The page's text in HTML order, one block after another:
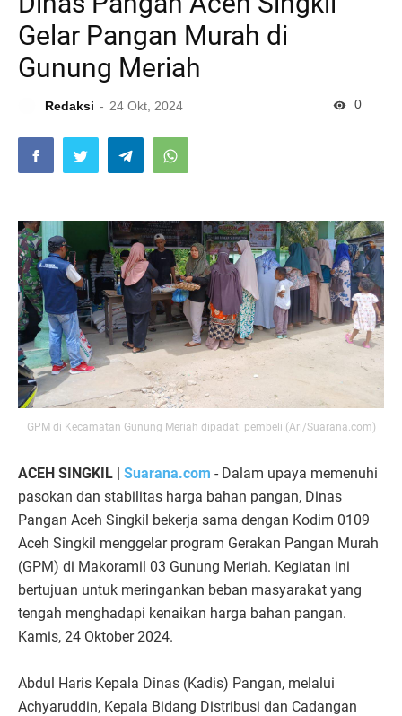
Gelar Pangan Murah di
Gunung Meriah
Redaksi 24 Okt, 2024 0
GPM di Kecamatan Gunung Meriah dipadati pembeli (Ari/Suarana.com)
ACEH SINGKIL | Suarana.com - Dalam upaya memenuhi
pasokan dan stabilitas harga bahan pangan, Dinas
Pangan Aceh Singkil bekerja sama dengan Kodim 0109
Aceh Singkil menggelar program Gerakan Pangan Murah
(GPM) di Makoramil 03 Gunung Meriah. Kegiatan ini
bertujuan untuk meringankan beban masyarakat yang
tengah menghadapi kenaikan harga bahan pangan.
Kamis, 24 Oktober 2024.
Abdul Haris Kepala Dinas (Kadis) Pangan, melalui
Achyaruddin, Kepala Bidang Distribusi dan Cadangan